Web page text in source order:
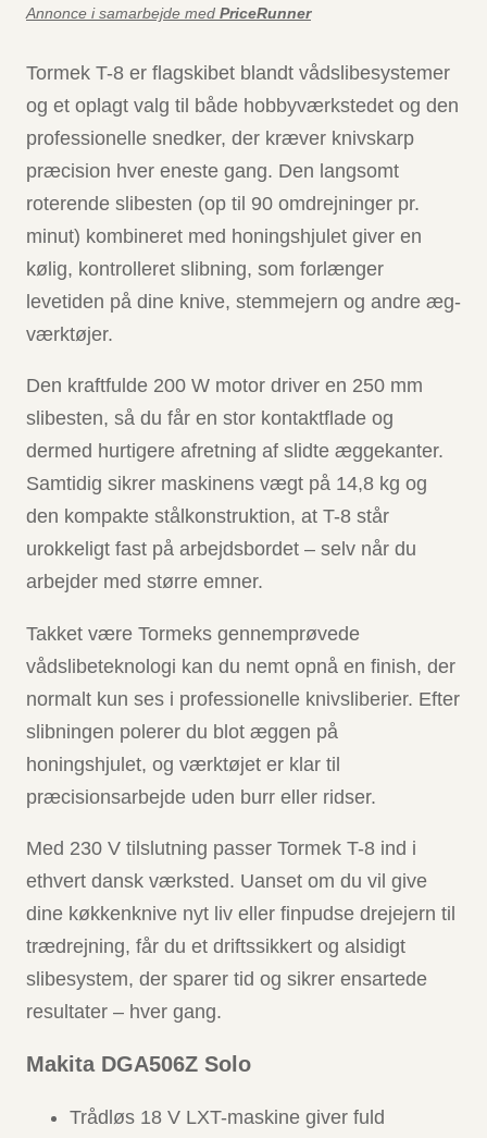
Annonce i samarbejde med PriceRunner
Tormek T-8 er flagskibet blandt vådslibesystemer
og et oplagt valg til både hobbyværkstedet og den
professionelle snedker, der kræver knivskarp
præcision hver eneste gang. Den langsomt
roterende slibesten (op til 90 omdrejninger pr.
minut) kombineret med honingshjulet giver en
kølig, kontrolleret slibning, som forlænger
levetiden på dine knive, stemmejern og andre æg-
værktøjer.
Den kraftfulde 200 W motor driver en 250 mm
slibesten, så du får en stor kontaktflade og
dermed hurtigere afretning af slidte æggekanter.
Samtidig sikrer maskinens vægt på 14,8 kg og
den kompakte stålkonstruktion, at T-8 står
urokkeligt fast på arbejdsbordet – selv når du
arbejder med større emner.
Takket være Tormeks gennemprøvede
vådslibeteknologi kan du nemt opnå en finish, der
normalt kun ses i professionelle knivsliberier. Efter
slibningen polerer du blot æggen på
honingshjulet, og værktøjet er klar til
præcisionsarbejde uden burr eller ridser.
Med 230 V tilslutning passer Tormek T-8 ind i
ethvert dansk værksted. Uanset om du vil give
dine køkkenknive nyt liv eller finpudse drejejern til
trædrejning, får du et driftssikkert og alsidigt
slibesystem, der sparer tid og sikrer ensartede
resultater – hver gang.
Makita DGA506Z Solo
Trådløs 18 V LXT-maskine giver fuld